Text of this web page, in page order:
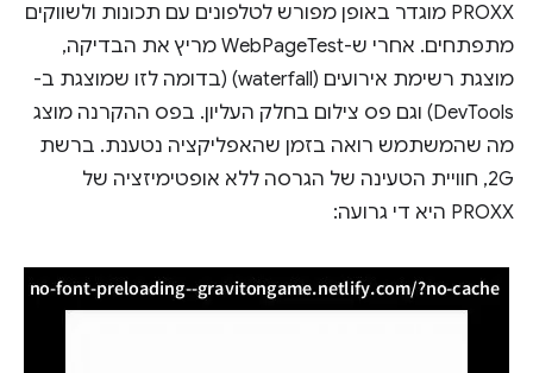
PROXX מוגדר באופן מפורש לטלפונים עם תכונות ולשווקים
מתפתחים. אחרי ש-WebPageTest מריץ את הבדיקה,
מוצגת רשימת אירועים (waterfall) (בדומה לזו שמוצגת ב-
DevTools) וגם פס צילום בחלק העליון. בפס ההקרנה מוצג
מה שהמשתמש רואה בזמן שהאפליקציה נטענת. ברשת
2G, חוויית הטעינה של הגרסה ללא אופטימיזציה של
PROXX היא די גרועה: